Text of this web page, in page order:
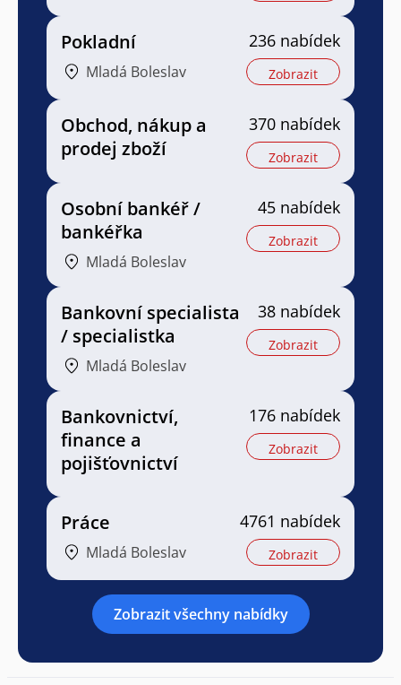
Pokladní
Mladá Boleslav
236 nabídek
Zobrazit
Obchod, nákup a
prodej zboží
370 nabídek
Zobrazit
Osobní bankéř /
bankéřka
Mladá Boleslav
45 nabídek
Zobrazit
Bankovní specialista
/ specialistka
Mladá Boleslav
38 nabídek
Zobrazit
Bankovnictví,
finance a
pojišťovnictví
176 nabídek
Zobrazit
Práce
Mladá Boleslav
4761 nabídek
Zobrazit
Zobrazit všechny nabídky